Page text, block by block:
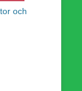
och